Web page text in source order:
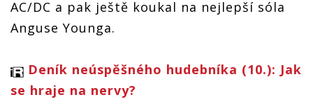
AC/DC a pak ještě koukal na nejlepší sóla
Anguse Younga.
Deník neúspěšného hudebníka (10.): Jak
se hraje na nervy?